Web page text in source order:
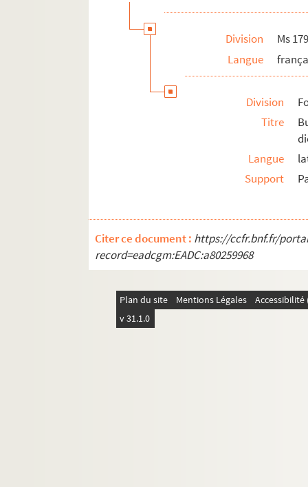
Division
Ms
Langue
Division
Titre
Langue
Support
Citer ce document : https://ccfr.bnf.fr/
record=eadcgm:EADC:a80259968
Plan du site Mentions Légales
v 31.1.0